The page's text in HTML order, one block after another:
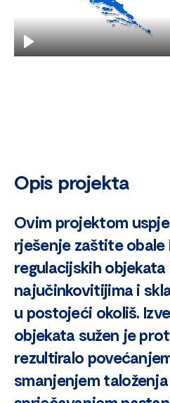
Play
Opis projekta
Ovim projektom
rješenje zaštite obale
regulacijskih objekata
najučinkovitijima i
u postojeći okoliš.
objekata sužen je
rezultiralo
smanjenjem